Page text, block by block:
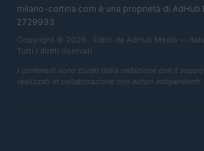
milano-cortina.com è una proprietà di AdHub
2729933
Copyright © 2026 · Edito da AdHub Media —
Tutti i diritti riservati
I contenuti sono curati dalla redazione con il
realizzati in collaborazione con autori indipendenti.